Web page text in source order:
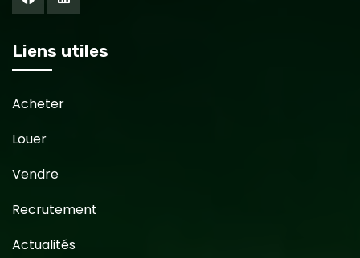
Liens utiles
Acheter
Louer
Vendre
Recrutement
Actualités